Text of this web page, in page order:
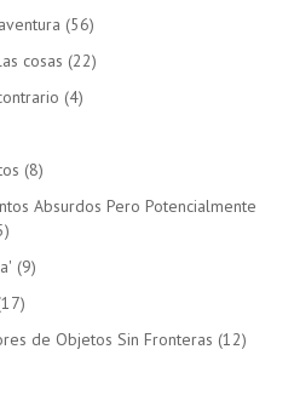
(56)
cosas (22)
(4)
(8)
Absurdos Pero Potencialmente
(9)
de Objetos Sin Fronteras (12)